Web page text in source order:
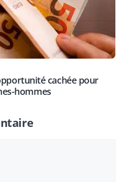
cachée pour
hommes